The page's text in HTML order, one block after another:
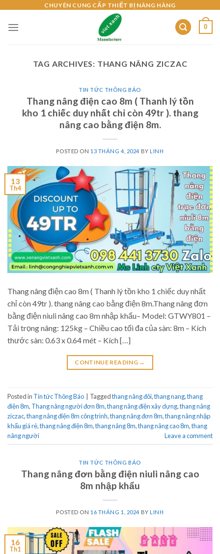
content
CHUYÊN CUNG CẤP THIẾT BỊ NÂNG HÀNG
0
TAG ARCHIVES: THANG NÂNG ZICZAC
TIN TỨC THÔNG BÁO
Thang nâng điện cao 8m ( Thanh lý tồn
kho 1 chiếc duy nhất chỉ còn 49tr ). thang
nâng cao bằng điện 8m.
POSTED ON 13 THÁNG 4, 2024 BYLINH
13
Th4
Thang nâng điện cao 8m ( Thanh lý tồn kho 1 chiếc duy nhất
chỉ còn 49tr ). thang nâng cao bằng điện 8m.Thang nâng đơn
bằng điện niuli nâng cao 8m nhập khẩu– Model: GTWY801 –
Tải trọng nâng: 125kg – Chiều cao tối đa của sàn: 8m – Kích
thước sàn: 0.63 x 0.64 mét – Kích […]
CONTINUE READING →
Posted in Tin tức Thông Báo Taggedthang nâng đôi,thang nang,thang
điện 8m, Thang nâng người đơn 8m,thang nâng điện xây dựng,thang nâng
ziczac,thang nâng điện 8m công trình,thang nâng đơn 8m,thang nâng nhập
khẩu giá rẻ,thang nâng điện 8m,thang nâng 8m,thang nâng cao 8m,thang
nâng người
Leave a comment
TIN TỨC THÔNG BÁO
Thang nâng đơn bằng điện niuli nâng cao
8m nhập khẩu
POSTED ON 16 THÁNG 1, 2024 BYLINH
16
Th1